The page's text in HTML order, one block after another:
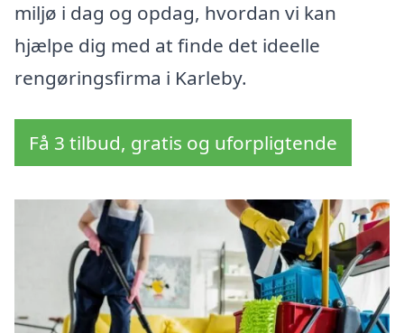
miljø i dag og opdag, hvordan vi kan
hjælpe dig med at finde det ideelle
rengøringsfirma i Karleby.
Få 3 tilbud, gratis og uforpligtende